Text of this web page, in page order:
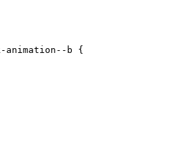
animation--b {